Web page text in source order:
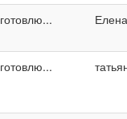
готовлю...
готовлю...